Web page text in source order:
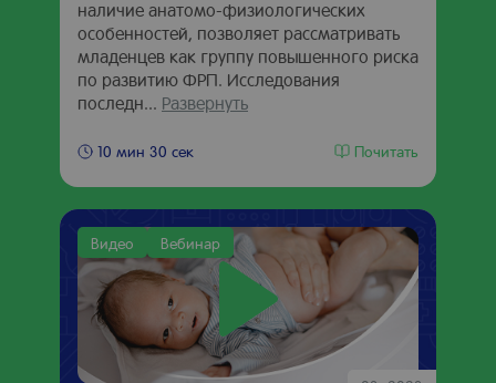
наличие анатомо-физиологических
особенностей, позволяет рассматривать
младенцев как группу повышенного риска
по развитию ФРП. Исследования
последн... Развернуть
10 мин 30 сек Почитать
Видео Вебинар